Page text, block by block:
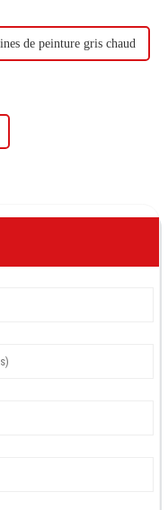
de peinture gris chaud